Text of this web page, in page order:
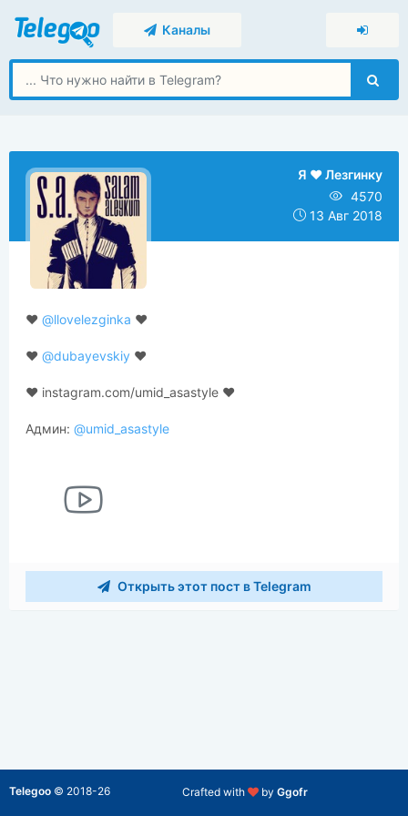
Каналы
Я ❤️ Лезгинку
4570
13 Авг 2018
❤️ @llovelezginka ❤️
❤️ @dubayevskiy ❤️
❤️ instagram.com/umid_asastyle ❤️
Админ: @umid_asastyle
Открыть этот пост в Telegram
Crafted with by Ggofr
Telegoo © 2018-26